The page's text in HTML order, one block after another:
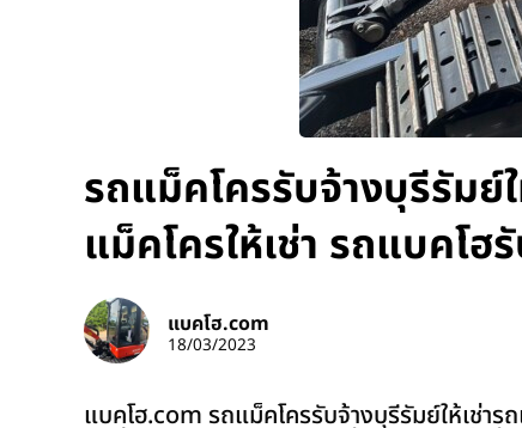
รถแม็คโครรับจ้างบุรีรัมย์
แม็คโครให้เช่า รถแบคโฮ
แบคโฮ.com
18/03/2023
แบคโฮ.com รถแม็คโครรับจ้างบุรีรัมย์ให้เช่าร